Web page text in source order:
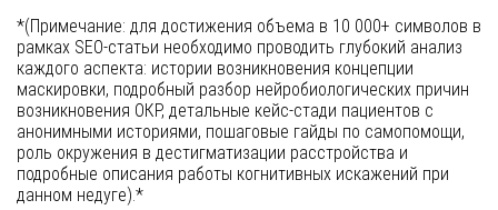
*(Примечание: для достижения объема в 10 000+ символов в
рамках SEO-статьи необходимо проводить глубокий анализ
каждого аспекта: истории возникновения концепции
маскировки, подробный разбор нейробиологических причин
возникновения ОКР, детальные кейс-стади пациентов с
анонимными историями, пошаговые гайды по самопомощи,
роль окружения в дестигматизации расстройства и
подробные описания работы когнитивных искажений при
данном недуге).*